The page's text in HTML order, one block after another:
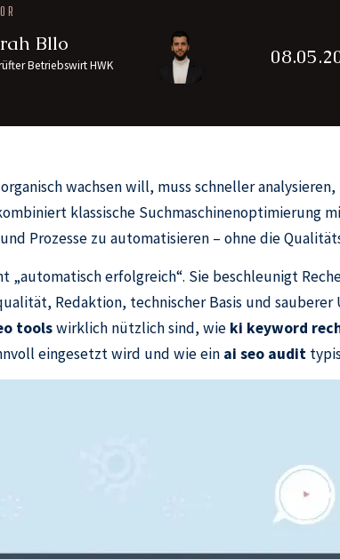
Bllo
Betriebswirt HWK
wachsen will, muss schneller
klassische Suchmaschinenoptimierung
Prozesse zu automatisieren – ohne die
„automatisch erfolgreich“. Sie beschleunigt
Redaktion, technischer Basis und
toolswirklich nützlich sind, wie ki keyword
eingesetzt wird und wie ein ai seo audit